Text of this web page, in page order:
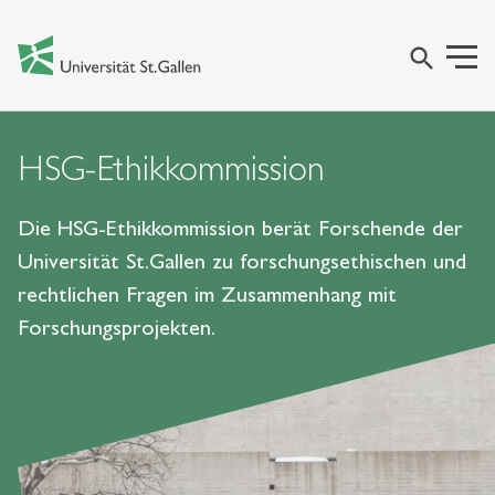
search
HSG-Ethikkommission
Die HSG-Ethikkommission berät Forschende der
Universität St.Gallen zu forschungsethischen und
rechtlichen Fragen im Zusammenhang mit
Forschungsprojekten.